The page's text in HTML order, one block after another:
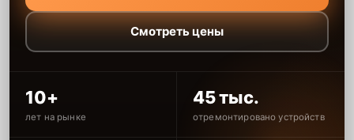
Смотреть цены
10+
лет на рынке
45 тыс.
отремонтировано устройств